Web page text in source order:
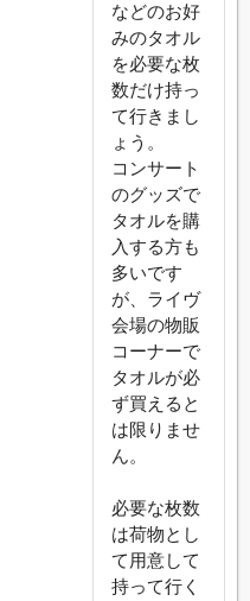
などのお好
みのタオル
を必要な枚
数だけ持っ
て行きまし
ょう。
コンサート
のグッズで
タオルを購
入する方も
多いです
が、ライヴ
会場の物販
コーナーで
タオルが必
ず買えると
は限りませ
ん。
必要な枚数
は荷物とし
て用意して
持って行く